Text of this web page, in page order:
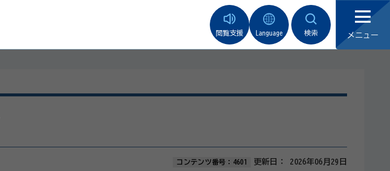
メニュー
検索
閲覧支援 Language
コンテンツ番号：4601 更新日： 2026年06月29日